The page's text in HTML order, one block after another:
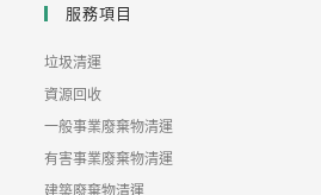
服務項目
垃圾清運
資源回收
一般事業廢棄物清運
有害事業廢棄物清運
建築廢棄物清運